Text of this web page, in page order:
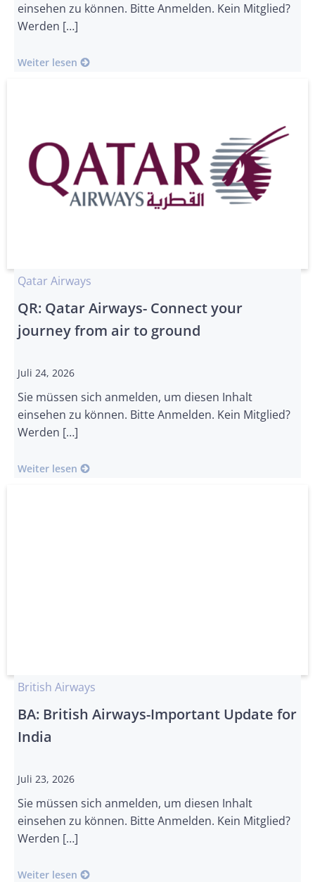
einsehen zu können. Bitte Anmelden. Kein Mitglied?
Werden […]
Weiter lesen
Qatar Airways
QR: Qatar Airways- Connect your
journey from air to ground
Juli 24, 2026
Sie müssen sich anmelden, um diesen Inhalt
einsehen zu können. Bitte Anmelden. Kein Mitglied?
Werden […]
Weiter lesen
British Airways
BA: British Airways-Important Update for
India
Juli 23, 2026
Sie müssen sich anmelden, um diesen Inhalt
einsehen zu können. Bitte Anmelden. Kein Mitglied?
Werden […]
Weiter lesen